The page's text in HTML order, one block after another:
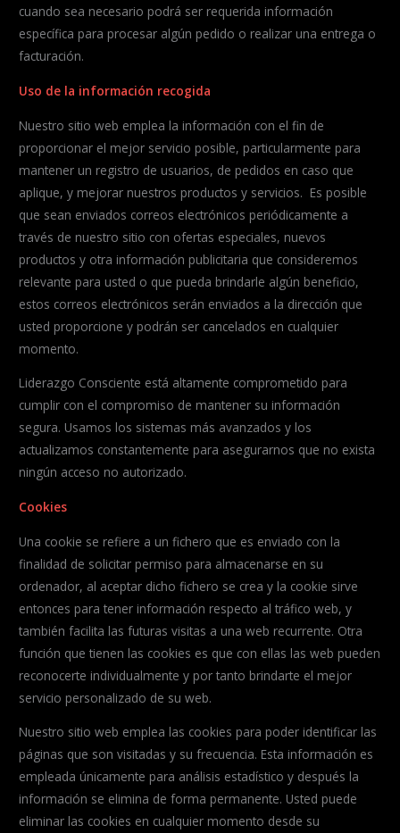
cuando sea necesario podrá ser requerida información
específica para procesar algún pedido o realizar una entrega o
facturación.
Uso de la información recogida
Nuestro sitio web emplea la información con el fin de
proporcionar el mejor servicio posible, particularmente para
mantener un registro de usuarios, de pedidos en caso que
aplique, y mejorar nuestros productos y servicios. Es posible
que sean enviados correos electrónicos periódicamente a
través de nuestro sitio con ofertas especiales, nuevos
productos y otra información publicitaria que consideremos
relevante para usted o que pueda brindarle algún beneficio,
estos correos electrónicos serán enviados a la dirección que
usted proporcione y podrán ser cancelados en cualquier
momento.
Liderazgo Consciente está altamente comprometido para
cumplir con el compromiso de mantener su información
segura. Usamos los sistemas más avanzados y los
actualizamos constantemente para asegurarnos que no exista
ningún acceso no autorizado.
Cookies
Una cookie se refiere a un fichero que es enviado con la
finalidad de solicitar permiso para almacenarse en su
ordenador, al aceptar dicho fichero se crea y la cookie sirve
entonces para tener información respecto al tráfico web, y
también facilita las futuras visitas a una web recurrente. Otra
función que tienen las cookies es que con ellas las web pueden
reconocerte individualmente y por tanto brindarte el mejor
servicio personalizado de su web.
Nuestro sitio web emplea las cookies para poder identificar las
páginas que son visitadas y su frecuencia. Esta información es
empleada únicamente para análisis estadístico y después la
información se elimina de forma permanente. Usted puede
eliminar las cookies en cualquier momento desde su